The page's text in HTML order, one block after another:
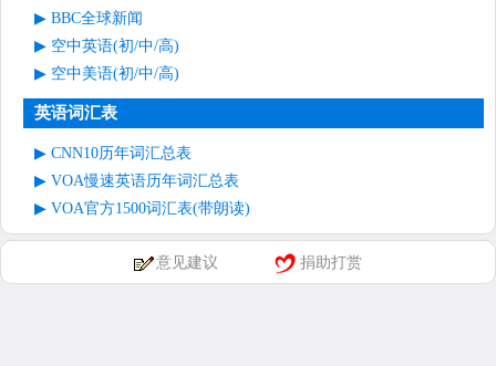
BBC全球新闻
空中英语(初/中/高)
空中美语(初/中/高)
英语词汇表
CNN10历年词汇总表
VOA慢速英语历年词汇总表
VOA官方1500词汇表(带朗读)
意见建议 捐助打赏